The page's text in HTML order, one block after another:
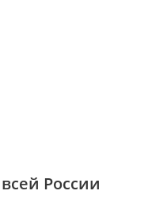
России